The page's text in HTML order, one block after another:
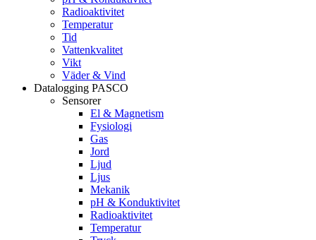
Radioaktivitet
Temperatur
Tid
Vattenkvalitet
Vikt
Väder & Vind
Datalogging PASCO
Sensorer
El & Magnetism
Fysiologi
Gas
Jord
Ljud
Ljus
Mekanik
pH & Konduktivitet
Radioaktivitet
Temperatur